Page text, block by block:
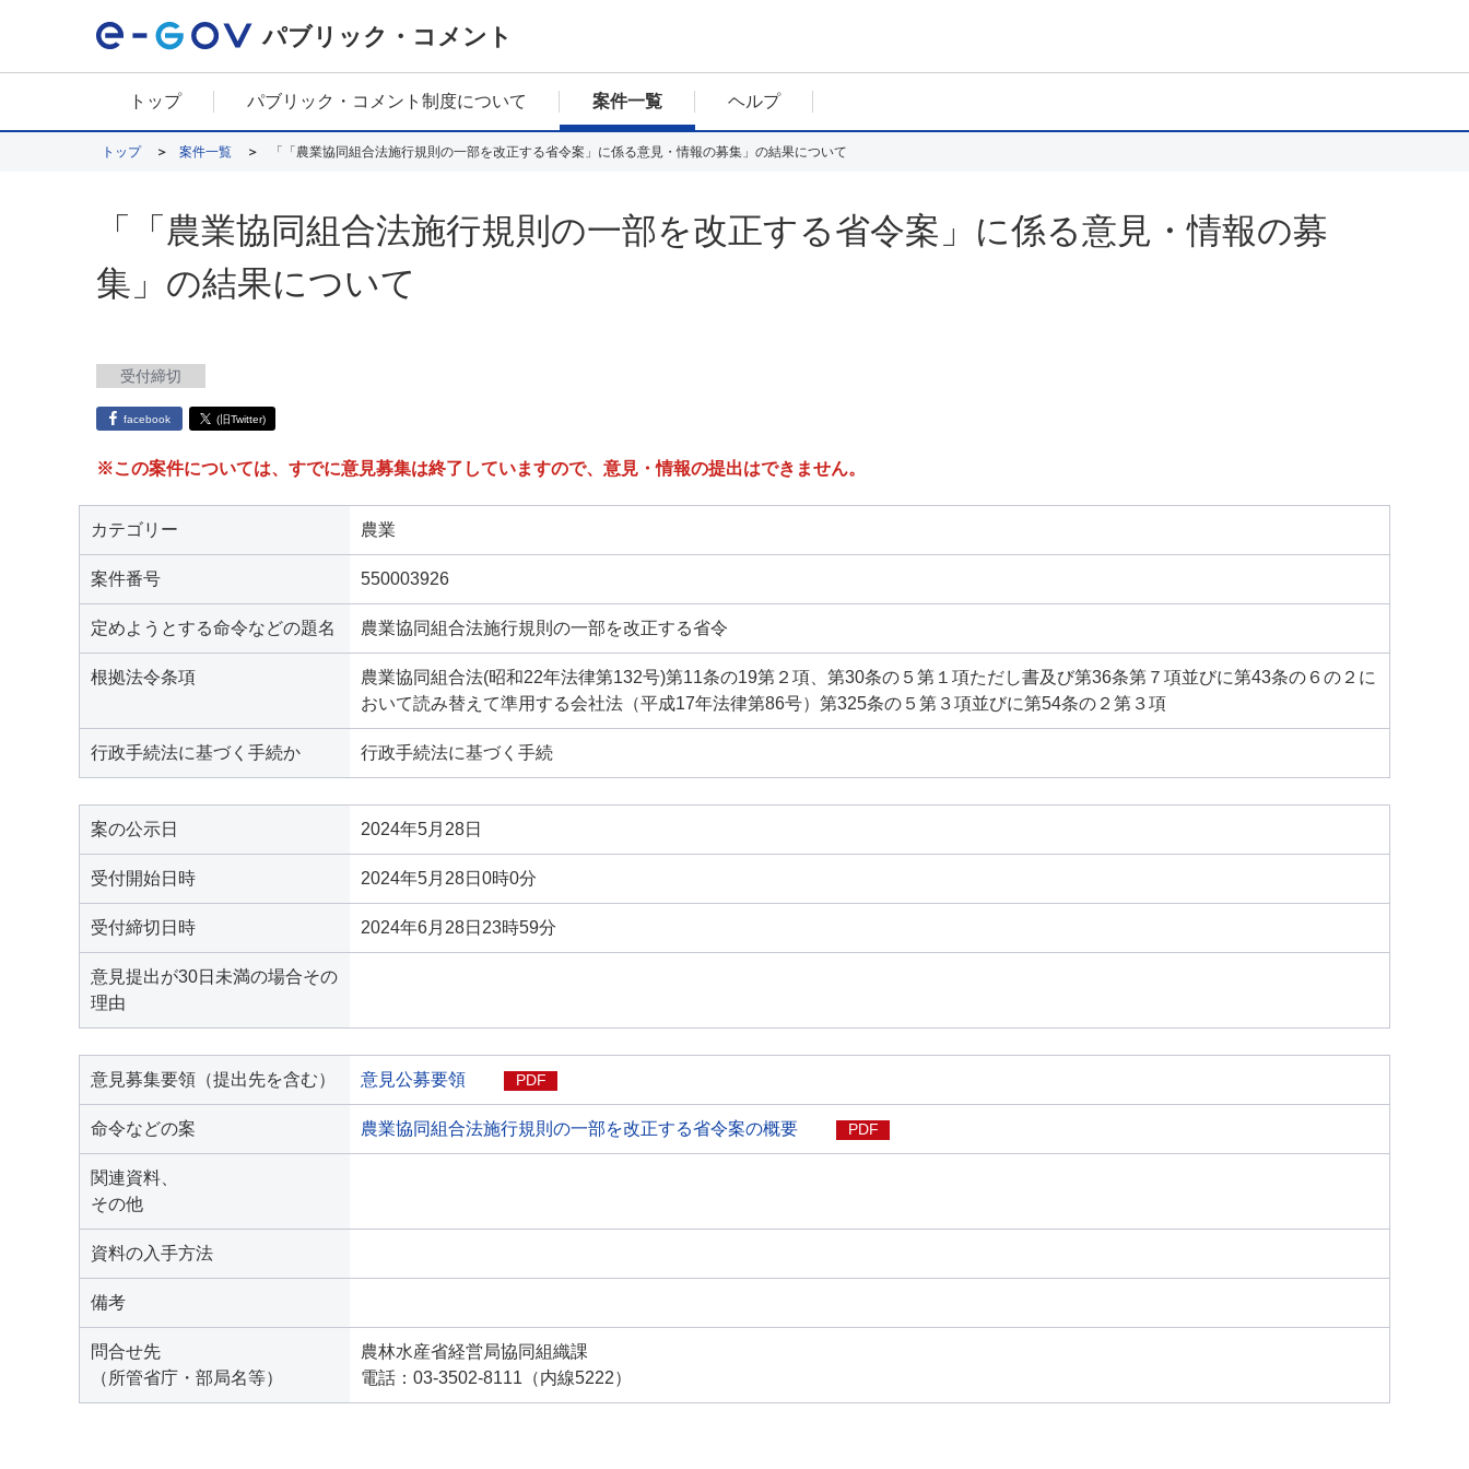
パブリック・コメント
トップ パブリック・コメント制度について 案件一覧 ヘルプ
トップ 案件一覧 「「農業協同組合法施行規則の一部を改正する省令案」に係る意見・情報の募集」の結果について
「「農業協同組合法施行規則の一部を改正する省令案」に係る意見・情報の募
集」の結果について
受付締切
facebook (旧Twitter)
※この案件については、すでに意見募集は終了していますので、意見・情報の提出はできません。
カテゴリー 農業
案件番号 550003926
定めようとする命令などの題名 農業協同組合法施行規則の一部を改正する省令
根拠法令条項
農業協同組合法(昭和22年法律第132号)第11条の19第２項、第30条の５第１項ただし書及び第36条第７項並びに第43条の６の２に
おいて読み替えて準用する会社法（平成17年法律第86号）第325条の５第３項並びに第54条の２第３項
行政手続法に基づく手続か 行政手続法に基づく手続
案の公示日 2024年5月28日
受付開始日時 2024年5月28日0時0分
受付締切日時 2024年6月28日23時59分
意見提出が30日未満の場合その
理由
意見募集要領（提出先を含む） 意見公募要領 PDF
命令などの案 農業協同組合法施行規則の一部を改正する省令案の概要 PDF
関連資料、
その他
資料の入手方法
備考
問合せ先
（所管省庁・部局名等）
農林水産省経営局協同組織課
電話：03-3502-8111（内線5222）